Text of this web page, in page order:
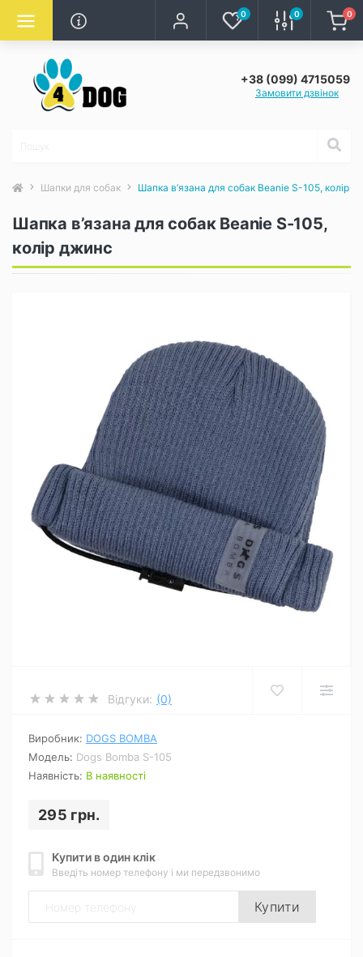
0 0 0
+38 (099) 4715059
Замовити дзвінок
Шапки для собак Шапка в’язана для собак Beanie S-105, колір
Шапка в’язана для собак Beanie S-105,
колір джинс
Відгуки: (0)
Виробник: DOGS BOMBA
Модель: Dogs Bomba S-105
Наявність: В наявності
295 грн.
Купити в один клік
Введіть номер телефону і ми передзвонимо
Купити